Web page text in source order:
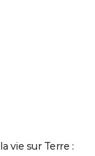
vie sur Terre :